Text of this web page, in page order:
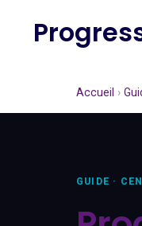
Accueil ›
GUIDE ·